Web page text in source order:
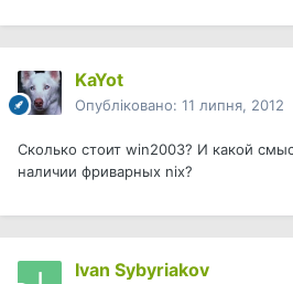
KaYot
Опубліковано: 11 липня, 2012
Сколько стоит win2003? И какой
наличии фриварных nix?
Ivan Sybyriakov